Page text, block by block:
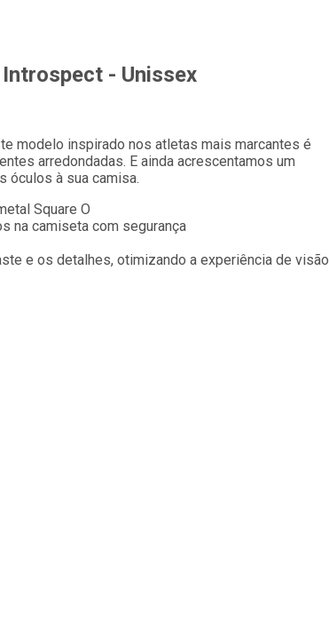
- Unissex
modelo inspirado nos atletas mais marcantes é
arredondadas. E ainda acrescentamos um
óculos à sua camisa.
Square O
na camiseta com segurança
e os detalhes, otimizando a experiência de visão